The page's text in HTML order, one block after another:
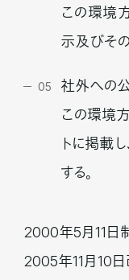
この環境
示及びそ
05
社外への
この環境
トに掲載
する。
2000年5月11日
2005年11月10